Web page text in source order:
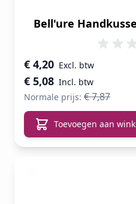
Bell'ure
Speciale prijs
€ 5,08
€ 4,20
Normale prijs: € 7,87
Toevoegen aan